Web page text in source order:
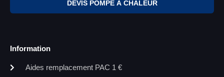
DEVIS POMPE À CHALEUR
Information
Aides remplacement PAC 1 €